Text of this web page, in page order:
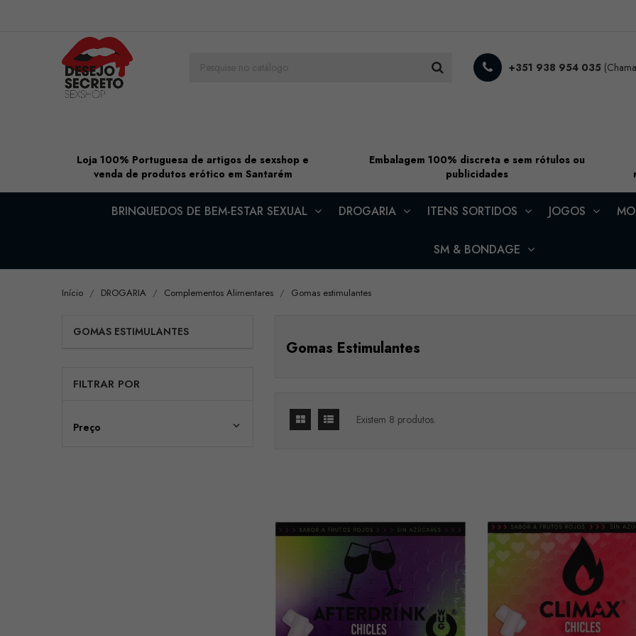
+351 938 954 035
Loja 100% Portuguesa de artigos de sexshop e
venda de produtos erótico em Santarém
Embalagem 100% discreta e sem rótulos ou
publicidades
BRINQUEDOS DE BEM-ESTAR SEXUAL DROGARIA ITENS SORTIDOS JOGOS
SM & BONDAGE
Início DROGARIA Complementos Alimentares Gomas estimulantes
GOMAS ESTIMULANTES
FILTRAR POR
Preço 
Gomas Estimulantes
Existem 8 produtos.